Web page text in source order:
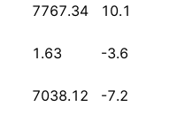
7767.34
10.1
1.63
-3.6
7038.12
-7.2